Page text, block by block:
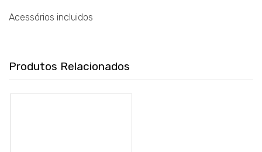
Acessórios incluidos
Produtos Relacionados